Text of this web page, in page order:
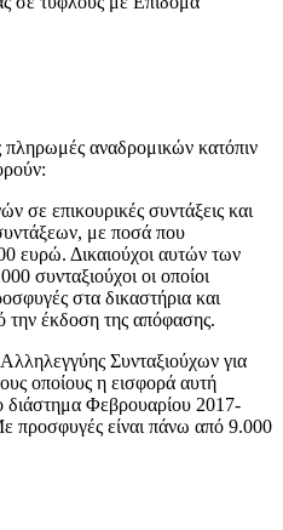
πληρωμές αναδρομικών κατόπιν
σε επικουρικές συντάξεις και
με ποσά που
ευρώ. Δικαιούχοι αυτών των
συνταξιούχοι οι οποίοι
στα δικαστήρια και
την έκδοση της απόφασης.
Συνταξιούχων για
οποίους η εισφορά αυτή
διάστημα Φεβρουαρίου 2017-
προσφυγές είναι πάνω από 9.000